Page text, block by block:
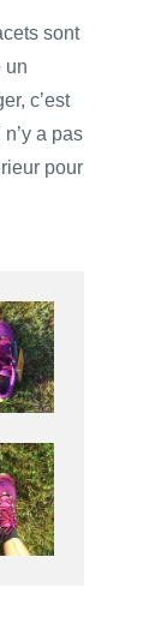
sont
un
c’est
a pas
pour